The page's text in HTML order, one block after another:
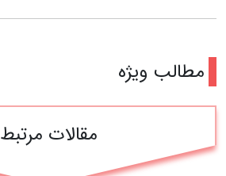
مطالب ویژه
مقالات مرتبط